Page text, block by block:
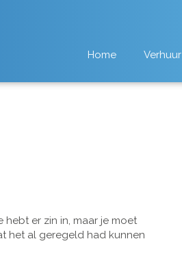
Home Verhuur
hebt er zin in, maar je moet
het al geregeld had kunnen